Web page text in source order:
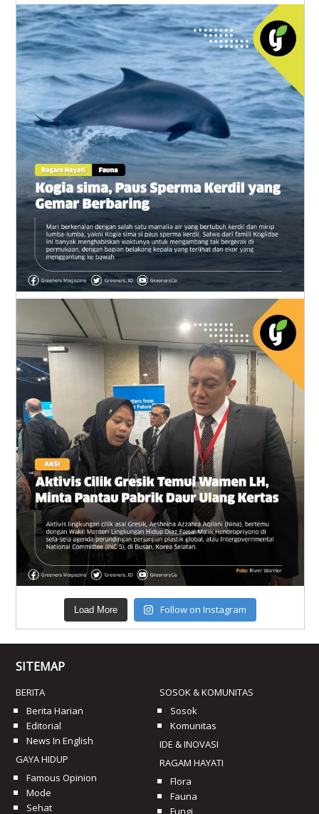
Load More Follow on Instagram
SITEMAP
BERITA
Berita Harian
Editorial
News In English
GAYA HIDUP
Famous Opinion
Mode
Sehat
SOSOK & KOMUNITAS
Sosok
Komunitas
IDE & INOVASI
RAGAM HAYATI
Flora
Fauna
Fungi